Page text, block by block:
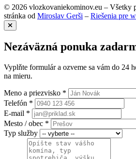
© 2026 vlozkovaniekominov.eu – Všetky
stránka od Miroslav Gerši – Riešenia pre
Nezáväzná ponuka
Vyplňte formulár a ozveme sa vám do 24
na mieru.
Meno a priezvisko *
Telefón *
E-mail *
Mesto / obec *
Typ služby